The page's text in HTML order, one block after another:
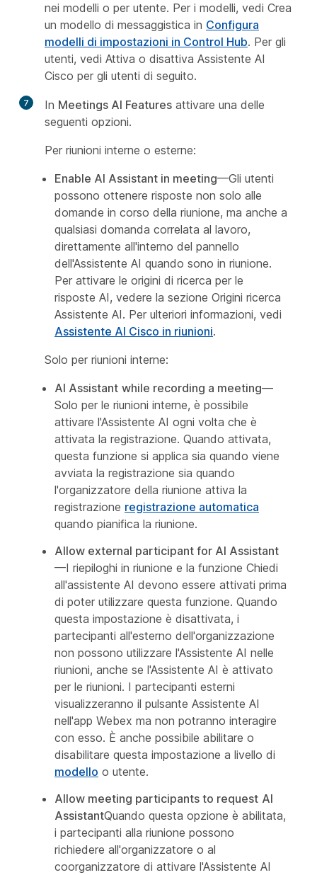
nei modelli o per utente. Per i modelli, vedi Crea
un modello di messaggistica in Configura
modelli di impostazioni in Control Hub. Per gli
utenti, vedi Attiva o disattiva Assistente AI
Cisco per gli utenti di seguito.
7 In Meetings AI Features attivare una delle
seguenti opzioni.
Per riunioni interne o esterne:
Enable AI Assistant in meeting—Gli utenti
possono ottenere risposte non solo alle
domande in corso della riunione, ma anche a
qualsiasi domanda correlata al lavoro,
direttamente all'interno del pannello
dell'Assistente AI quando sono in riunione.
Per attivare le origini di ricerca per le
risposte AI, vedere la sezione Origini ricerca
Assistente AI. Per ulteriori informazioni, vedi
Assistente AI Cisco in riunioni.
Solo per riunioni interne:
AI Assistant while recording a meeting—
Solo per le riunioni interne, è possibile
attivare l'Assistente AI ogni volta che è
attivata la registrazione. Quando attivata,
questa funzione si applica sia quando viene
avviata la registrazione sia quando
l'organizzatore della riunione attiva la
registrazione registrazione automatica
quando pianifica la riunione.
Allow external participant for AI Assistant
—I riepiloghi in riunione e la funzione Chiedi
all'assistente AI devono essere attivati prima
di poter utilizzare questa funzione. Quando
questa impostazione è disattivata, i
partecipanti all'esterno dell'organizzazione
non possono utilizzare l'Assistente AI nelle
riunioni, anche se l'Assistente AI è attivato
per le riunioni. I partecipanti esterni
visualizzeranno il pulsante Assistente AI
nell'app Webex ma non potranno interagire
con esso. È anche possibile abilitare o
disabilitare questa impostazione a livello di
modello o utente.
Allow meeting participants to request AI
AssistantQuando questa opzione è abilitata,
i partecipanti alla riunione possono
richiedere all'organizzatore o al
coorganizzatore di attivare l'Assistente AI